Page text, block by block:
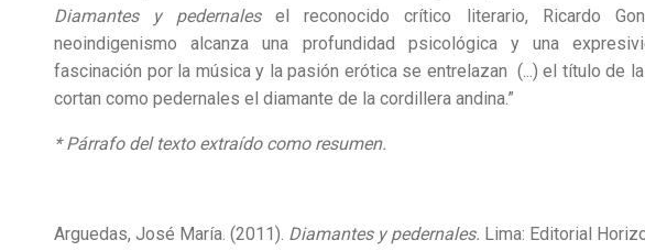
Diamantes y pedernalesel reconocido crítico literario, Ricardo
neoindigenismo alcanza una profundidad psicológica y una
fascinación por la música y la pasión erótica se entrelazan (...) el título de
cortan como pedernales el diamante de la cordillera andina.”
* Párrafo del texto extraído como resumen.
Arguedas, José María. (2011). Diamantes y pedernales. Lima: Editorial